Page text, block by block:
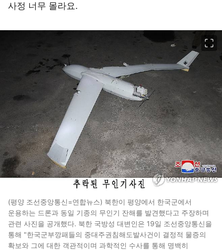
사정 너무 몰라요.
(평양 조선중앙통신=연합뉴스) 북한이 평양에서 한국군에서
운용하는 드론과 동일 기종의 무인기 잔해를 발견했다고 주장하며
관련 사진을 공개했다. 북한 국방성 대변인은 19일 조선중앙통신을
통해 "한국군부깡패들의 중대주권침해도발사건이 결정적 물증의
확보와 그에 대한 객관적이며 과학적인 수사를 통해 명백히